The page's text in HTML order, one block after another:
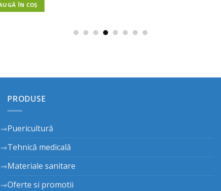
PRODUSE
Puericultură
Tehnică medicală
Materiale sanitare
Oferte si promotii